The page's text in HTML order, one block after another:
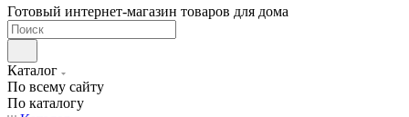
Готовый интернет-магазин товаров для дома
Каталог
По всему сайту
По каталогу